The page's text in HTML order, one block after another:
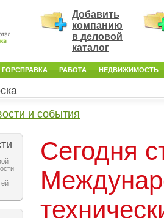
Добавить
компанию
в деловой
каталог
ГОРСПРАВКА РАБОТА НЕДВИЖИМОСТЬ
и события
Сегодня